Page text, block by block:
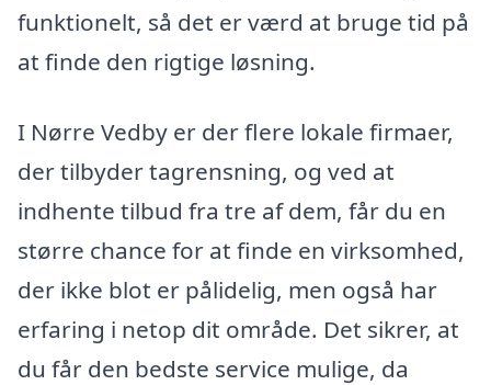
funktionelt, så det er værd at bruge tid på
at finde den rigtige løsning.
I Nørre Vedby er der flere lokale firmaer,
der tilbyder tagrensning, og ved at
indhente tilbud fra tre af dem, får du en
større chance for at finde en virksomhed,
der ikke blot er pålidelig, men også har
erfaring i netop dit område. Det sikrer, at
du får den bedste service mulige, da